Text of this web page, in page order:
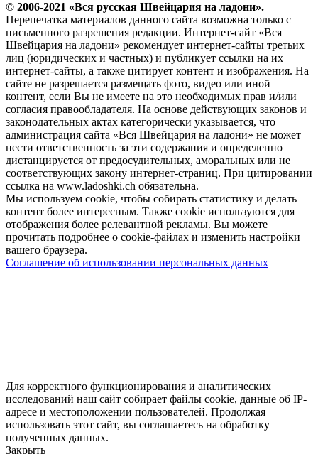
© 2006-2021 «Вся русская Швейцария на ладони».
Перепечатка материалов данного сайта возможна только с
письменного разрешения редакции. Интернет-сайт «Вся
Швейцария на ладони» рекомендует интернет-сайты третьих
лиц (юридических и частных) и публикует ссылки на их
интернет-сайты, а также цитирует контент и изображения. На
сайте не разрешается размещать фото, видео или иной
контент, если Вы не имеете на это необходимых прав и/или
согласия правообладателя. На основе действующих законов и
законодательных актах категорически указывается, что
администрация сайта «Вся Швейцария на ладони» не может
нести ответственность за эти содержания и определенно
дистанцируется от предосудительных, аморальных или не
соответствующих закону интернет-страниц. При цитировании
ссылка на www.ladoshki.ch обязательна.
Мы используем cookie, чтобы собирать статистику и делать
контент более интересным. Также cookie используются для
отображения более релевантной рекламы. Вы можете
прочитать подробнее о cookie-файлах и изменить настройки
вашего браузера.
Соглашение об использовании персональных данных
Для корректного функционирования и аналитических
исследований наш сайт собирает файлы cookie, данные об IP-
адресе и местоположении пользователей. Продолжая
использовать этот сайт, вы соглашаетесь на обработку
полученных данных.
Закрыть